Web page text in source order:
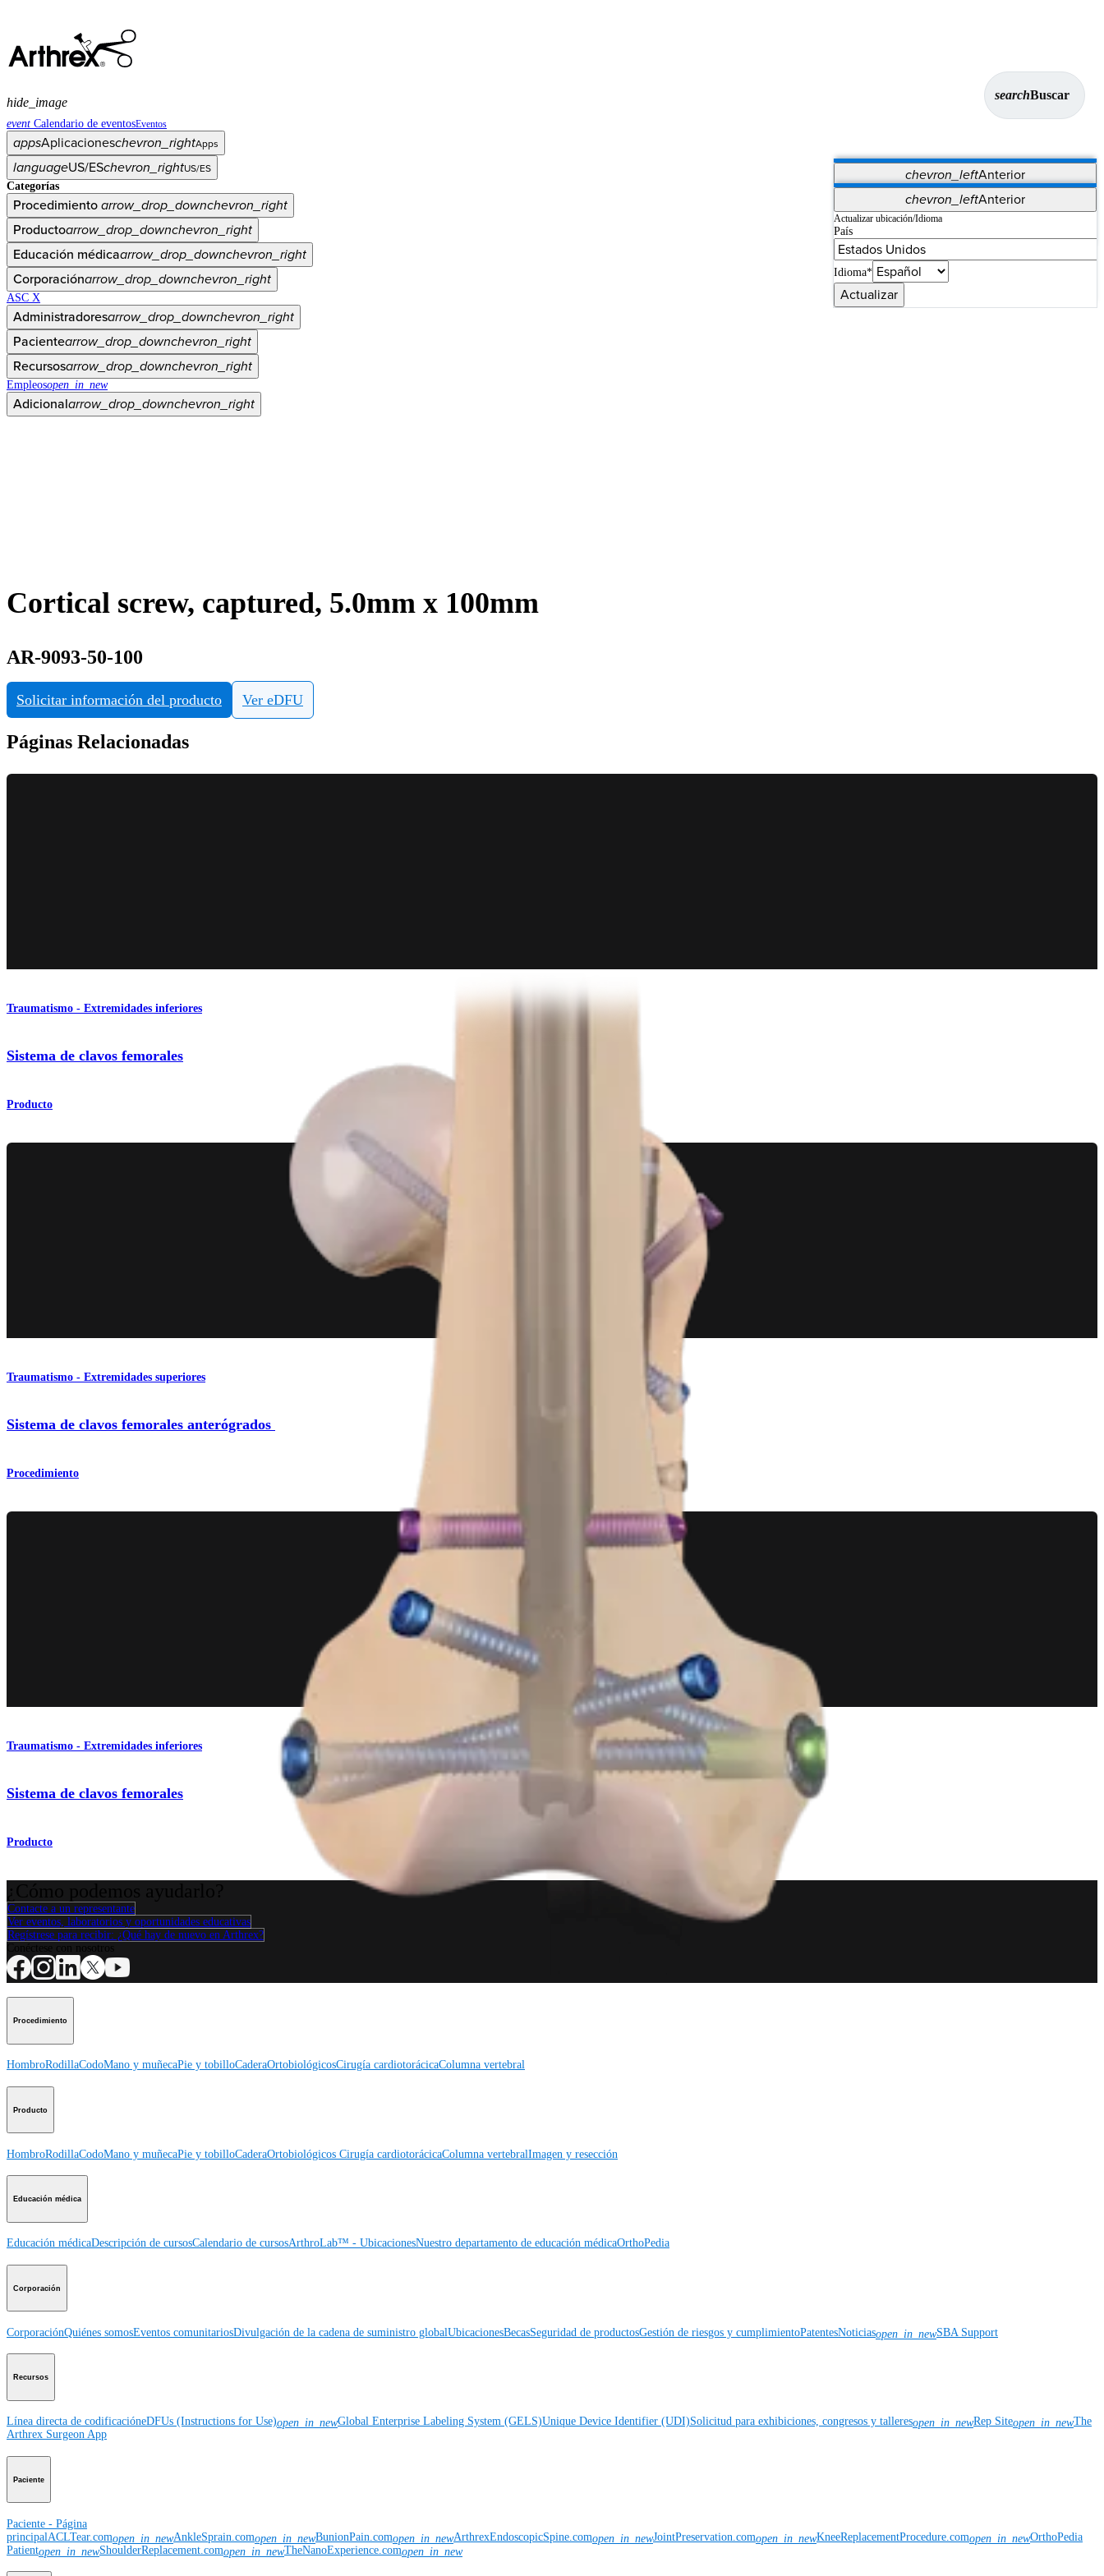
searchBuscar
event Calendario de eventosEventos
appsAplicacioneschevron_rightApps
chevron_leftAnterior
Vet Systems OrthoPedia Patient
Supplier Portal
Synergy Imaging & Resection
languageUS/ESchevron_rightUS/ES
chevron_leftAnterior
Actualizar ubicación/Idioma
País
Idioma*
Actualizar
Categorías
Procedimientoarrow_drop_downchevron_right
Productoarrow_drop_downchevron_right
Educación médicaarrow_drop_downchevron_right
Corporaciónarrow_drop_downchevron_right
ASC X
Administradoresarrow_drop_downchevron_right
Pacientearrow_drop_downchevron_right
Recursosarrow_drop_downchevron_right
Empleosopen_in_new
Adicionalarrow_drop_downchevron_right
hide_image
Cortical screw, captured, 5.0mm x 100mm
AR-9093-50-100
Solicitar información del producto Ver eDFU
Páginas Relacionadas
Traumatismo - Extremidades inferiores
Sistema de clavos femorales
Producto
Traumatismo - Extremidades superiores
Sistema de clavos femorales anterógrados
Procedimiento
Traumatismo - Extremidades inferiores
Sistema de clavos femorales
Producto
Contacte a un representante
Ver eventos, laboratorios y oportunidades educativas
Regístrese para recibir: ¿Qué hay de nuevo en Arthrex?
Procedimiento
HombroRodillaCodoMano y muñecaPie y tobilloCaderaOrtobiológicosCirugía cardiotorácicaColumna vertebral
Producto
HombroRodillaCodoMano y muñecaPie y tobilloCaderaOrtobiológicos Cirugía cardiotorácicaColumna vertebralImagen y resección
Educación médica
Educación médicaDescripción de cursosCalendario de cursosArthroLab™ - UbicacionesNuestro departamento de educación médicaOrthoPedia
Corporación
CorporaciónQuiénes somosEventos comunitariosDivulgación de la cadena de suministro globalUbicacionesBecasSeguridad de productosGestión de riesgos y cumplimientoPatentesNoticiasopen_in_newSBA Support
Recursos
Línea directa de codificacióneDFUs (Instructions for Use)open_in_newGlobal Enterprise Labeling System (GELS)Unique Device Identifier (UDI)Solicitud para exhibiciones, congresos y talleresopen_in_newRep Siteopen_in_newThe
Arthrex Surgeon App
Paciente
Paciente - Página
principal ACLTear.comopen_in_newAnkleSprain.comopen_in_newBunionPain.comopen_in_newArthrexEndoscopicSpine.comopen_in_newJointPreservation.comopen_in_newKneeReplacementProcedure.comopen_in_newOrthoPedia
Patientopen_in_newShoulderReplacement.comopen_in_newTheNanoExperience.comopen_in_new